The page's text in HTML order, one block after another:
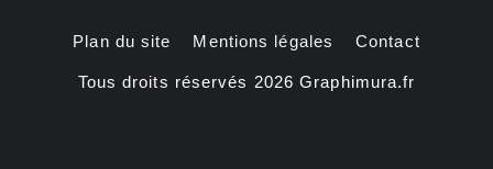
Plan du site Mentions légales Contact
Tous droits réservés 2026 Graphimura.fr